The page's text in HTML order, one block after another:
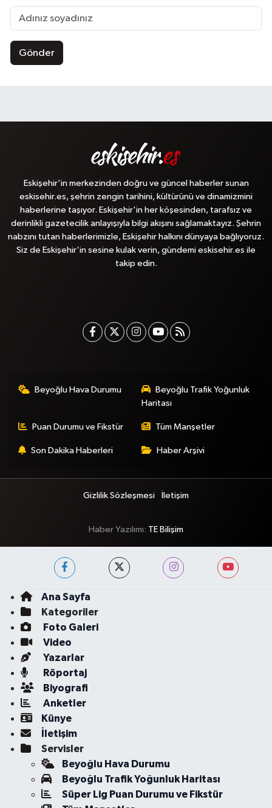
Gönder
Eskişehir'in merkezinden doğru ve güncel haberler sunan
eskisehir.es, şehrin zengin tarihini, kültürünü ve dinamizmini
haberlerine taşıyor. Eskişehir'in her köşesinden, tarafsız ve
derinlikli gazetecilik anlayışıyla bilgi akışını sağlamaktayız. Şehrin
nabzını tutan haberlerimizle, Eskişehir halkını dünyaya bağlıyoruz.
Siz de Eskişehir'in sesine kulak verin, gündemi eskisehir.es ile
takip edin.
Beyoğlu Hava Durumu
Beyoğlu Trafik Yoğunluk
Haritası
Puan Durumu ve Fikstür Tüm Manşetler
Son Dakika Haberleri Haber Arşivi
Gizlilik Sözleşmesi İletişim
Haber Yazılımı: TE Bilişim
Ana Sayfa
Kategoriler
Foto Galeri
Video
Yazarlar
Röportaj
Biyografi
Anketler
Künye
İletişim
Servisler
Beyoğlu Hava Durumu
Beyoğlu Trafik Yoğunluk Haritası
Süper Lig Puan Durumu ve Fikstür